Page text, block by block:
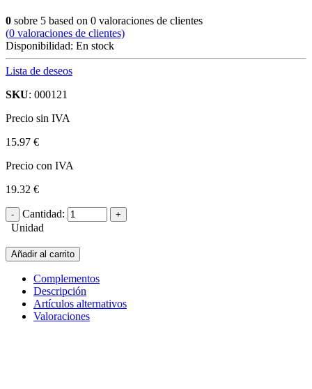
0 sobre 5 based on 0 valoraciones de clientes
(0 valoraciones de clientes)
Disponibilidad: En stock
Lista de deseos
SKU: 000121
Precio sin IVA
15.97 €
Precio con IVA
19.32 €
Cantidad:
Unidad
Añadir al carrito
Complementos
Descripción
Artículos alternativos
Valoraciones